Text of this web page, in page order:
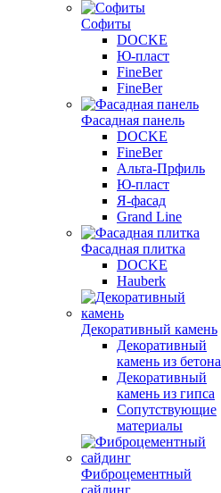
Софиты
DOCKE
Ю-пласт
FineBer
FineBer
Фасадная панель
DOCKE
FineBer
Альта-Прфиль
Ю-пласт
Я-фасад
Grand Line
Фасадная плитка
DOCKE
Hauberk
Декоративный камень
Декоративный
камень из бетона
Декоративный
камень из гипса
Сопутствующие
материалы
Фиброцементный
сайдинг